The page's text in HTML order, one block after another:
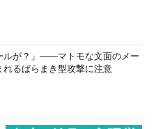
ルが？」――マトモな文面のメー
れるばらまき型攻撃に注意